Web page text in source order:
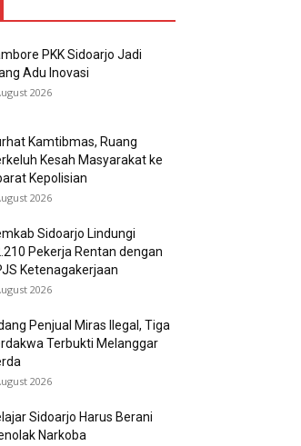
PKK Sidoarjo Jadi
Adu Inovasi
2026
Kamtibmas, Ruang
Kesah Masyarakat ke
Kepolisian
2026
Sidoarjo Lindungi
Pekerja Rentan dengan
Ketenagakerjaan
2026
Penjual Miras Ilegal, Tiga
Terbukti Melanggar
2026
Sidoarjo Harus Berani
Narkoba